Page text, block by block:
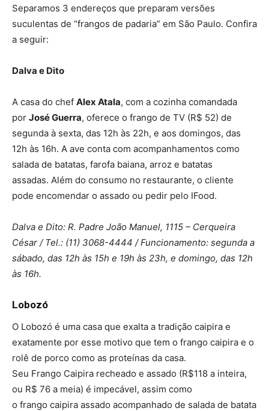
Separamos 3 endereços que preparam versões
suculentas de “frangos de padaria” em São Paulo. Confira
a seguir:
Dalva e Dito
A casa do chef Alex Atala, com a cozinha comandada
por José Guerra, oferece o frango de TV (R$ 52) de
segunda à sexta, das 12h às 22h, e aos domingos, das
12h às 16h. A ave conta com acompanhamentos como
salada de batatas, farofa baiana, arroz e batatas
assadas. Além do consumo no restaurante, o cliente
pode encomendar o assado ou pedir pelo IFood.
Dalva e Dito: R. Padre João Manuel, 1115 – Cerqueira
César / Tel.: (11) 3068-4444 / Funcionamento: segunda a
sábado, das 12h às 15h e 19h às 23h, e domingo, das 12h
às 16h.
Lobozó
O Lobozó é uma casa que exalta a tradição caipira e
exatamente por esse motivo que tem o frango caipira e o
rolê de porco como as proteínas da casa.
Seu Frango Caipira recheado e assado (R$118 a inteira,
ou R$ 76 a meia) é impecável, assim como
o frango caipira assado acompanhado de salada de batata